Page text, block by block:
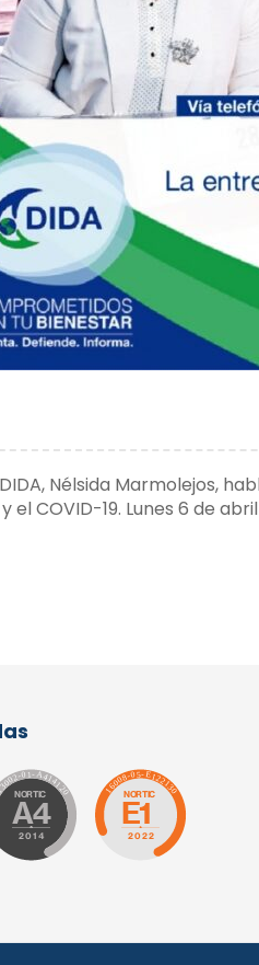
Nélsida Marmolejos,
el COVID-19. Lunes 6 de